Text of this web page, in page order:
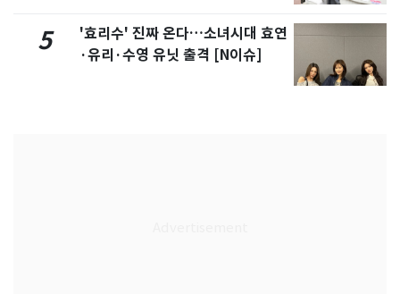
5
'효리수' 진짜 온다…소녀시대 효연
·유리·수영 유닛 출격 [N이슈]